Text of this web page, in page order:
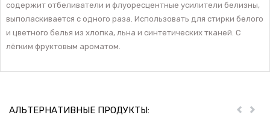
содержит отбеливатели и флуоресцентные усилители белизны,
выполаскивается с одного раза. Использовать для стирки белого
и цветного белья из хлопка, льна и синтетических тканей. С
лёгким фруктовым ароматом.
АЛЬТЕРНАТИВНЫЕ ПРОДУКТЫ: Пред